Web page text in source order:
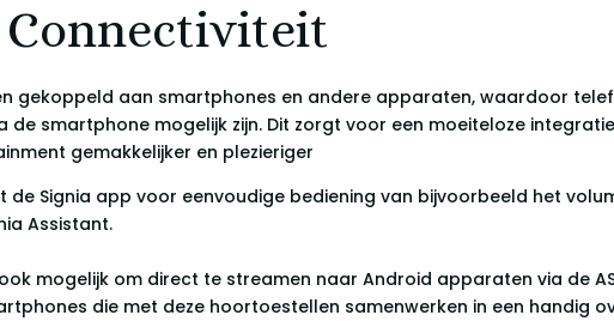
Connectiviteit
gekoppeld aan smartphones en andere apparaten, waardoor
smartphone mogelijk zijn. Dit zorgt voor een moeiteloze
gemakkelijker en plezieriger
Signia app voor eenvoudige bediening van bijvoorbeeld het
Assistant.
mogelijk om direct te streamen naar Android apparaten via de
die met deze hoortoestellen samenwerken in een handig